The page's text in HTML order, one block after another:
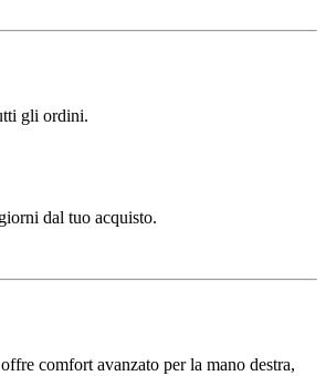
gli ordini.
dal tuo acquisto.
comfort avanzato per la mano destra,